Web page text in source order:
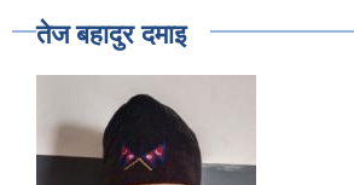
तेज बहादुर दमाइ